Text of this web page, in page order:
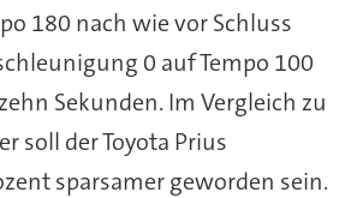
180 nach wie vor Schluss
0 auf Tempo 100
Sekunden. Im Vergleich zu
soll der Toyota Prius
sparsamer geworden sein.